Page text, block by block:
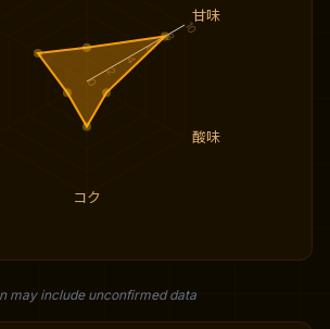
甘味
酸味
コク
0
2
4
6
8
10
may include unconfirmed data